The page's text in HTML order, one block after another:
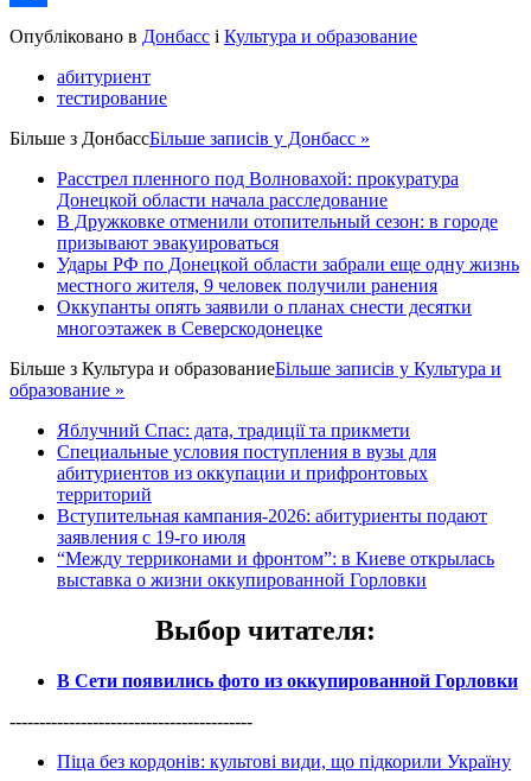
Share
Опубліковано в Донбасс і Культура и образование
абитуриент
тестирование
Більше з ДонбассБільше записів у Донбасс »
Расстрел пленного под Волновахой: прокуратура
Донецкой области начала расследование
В Дружковке отменили отопительный сезон: в городе
призывают эвакуироваться
Удары РФ по Донецкой области забрали еще одну жизнь
местного жителя, 9 человек получили ранения
Оккупанты опять заявили о планах снести десятки
многоэтажек в Северскодонецке
Більше з Культура и образованиеБільше записів у Культура и
образование »
Яблучний Спас: дата, традиції та прикмети
Специальные условия поступления в вузы для
абитуриентов из оккупации и прифронтовых
территорий
Вступительная кампания-2026: абитуриенты подают
заявления с 19-го июля
“Между терриконами и фронтом”: в Киеве открылась
выставка о жизни оккупированной Горловки
Выбор читателя:
В Сети появились фото из оккупированной Горловки
-----------------------------------------
Піца без кордонів: культові види, що підкорили Україну